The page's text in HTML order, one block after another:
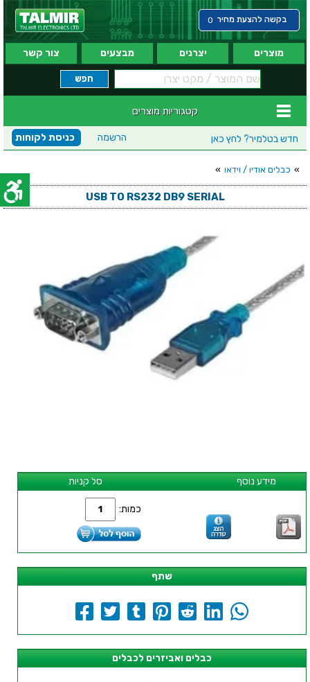
בקשה להצעת מחיר 0
מוצרים יצרנים מבצעים צור קשר
קטגוריות מוצרים
חדש בטלמיר? לחץ כאן כניסת לקוחות הרשמה
» כבלים אודיו / וידאו »
USB TO RS232 DB9 SERIAL
סל קניות מידע נוסף
כמות:
שתף
כבלים ואביזרים לכבלים